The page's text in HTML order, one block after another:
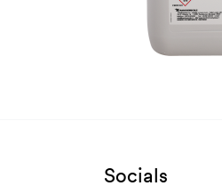
Socials